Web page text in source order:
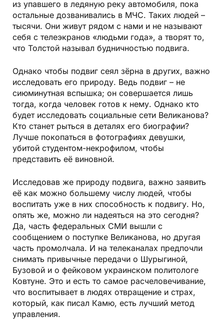
из упавшего в ледяную реку автомобиля, пока
остальные дозванивались в МЧС. Таких людей –
тысячи. Они живут рядом с нами и не называют
себя с телеэкранов «людьми года», а творят то,
что Толстой называл будничностью подвига.
Однако чтобы подвиг сеял зёрна в других, важно
исследовать его природу. Ведь подвиг – не
сиюминутная вспышка; он совершается лишь
тогда, когда человек готов к нему. Однако кто
будет исследовать социальные сети Великанова?
Кто станет рыться в деталях его биографии?
Лучше покопаться в фотографиях девушки,
убитой студентом-некрофилом, чтобы
представить её виновной.
Исследовав же природу подвига, важно заявить
её как можно большему числу людей, чтобы
воспитать уже в них способность к подвигу. Но,
опять же, можно ли надеяться на это сегодня?
Да, часть федеральных СМИ вышли с
сообщением о поступке Великанова, но другая
часть промолчала. И на телеканалах предпочли
снимать привычные передачи о Шурыгиной,
Бузовой и о фейковом украинском политологе
Ковтуне. Это и есть то самое расчеловечивание,
что воспитывает в людях отвращение и страх,
который, как писал Камю, есть лучший метод
управления.